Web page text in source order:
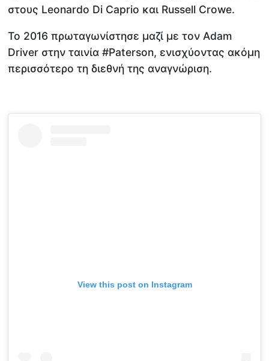
στους Leonardo Di Caprio και Russell Crowe.
Το 2016 πρωταγωνίστησε μαζί με τον Adam
Driver στην ταινία #Paterson, ενισχύοντας ακόμη
περισσότερο τη διεθνή της αναγνώριση.
View this post on Instagram